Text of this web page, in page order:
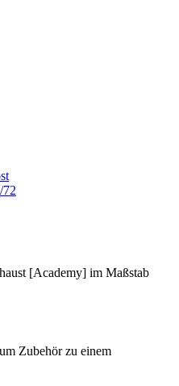
72
[Academy] im Maßstab
Zubehör zu einem